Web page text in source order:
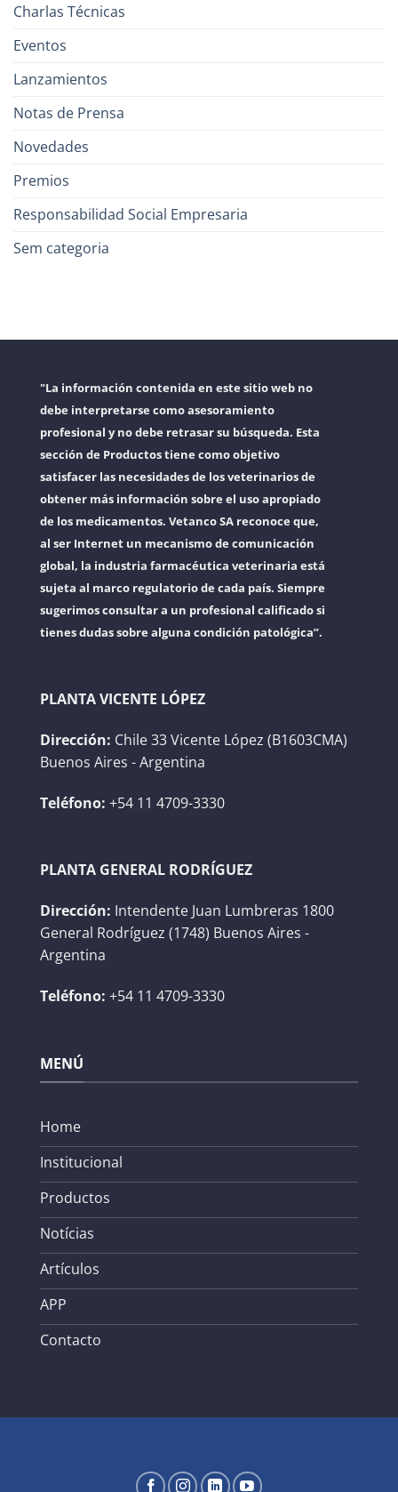
Charlas Técnicas
Eventos
Lanzamientos
Notas de Prensa
Novedades
Premios
Responsabilidad Social Empresaria
Sem categoria
"La información contenida en este sitio web no
debe interpretarse como asesoramiento
profesional y no debe retrasar su búsqueda. Esta
sección de Productos tiene como objetivo
satisfacer las necesidades de los veterinarios de
obtener más información sobre el uso apropiado
de los medicamentos. Vetanco SA reconoce que,
al ser Internet un mecanismo de comunicación
global, la industria farmacéutica veterinaria está
sujeta al marco regulatorio de cada país. Siempre
sugerimos consultar a un profesional calificado si
tienes dudas sobre alguna condición patológica”.
PLANTA VICENTE LÓPEZ
Dirección: Chile 33 Vicente López (B1603CMA)
Buenos Aires - Argentina
Teléfono: +54 11 4709-3330
PLANTA GENERAL RODRÍGUEZ
Dirección: Intendente Juan Lumbreras 1800
General Rodríguez (1748) Buenos Aires -
Argentina
Teléfono: +54 11 4709-3330
MENÚ
Home
Institucional
Productos
Notícias
Artículos
APP
Contacto